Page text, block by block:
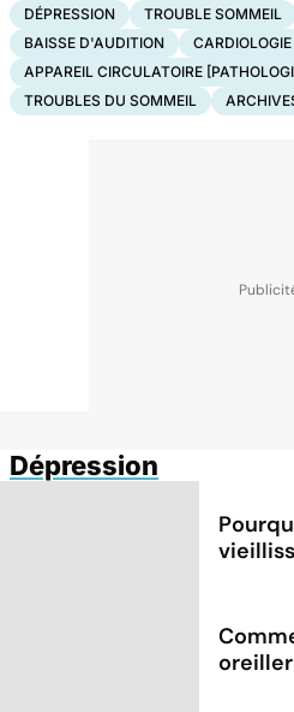
DÉPRESSION TROUBLE SOMMEIL
BAISSE D'AUDITION
CARDIOLOGIE
APPAREIL CIRCULATOIRE
TROUBLES DU SOMMEIL
Dépression